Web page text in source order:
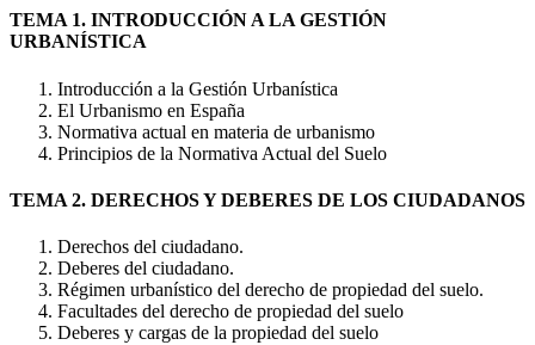
TEMA 1. INTRODUCCIÓN A LA GESTIÓN
URBANÍSTICA
Introducción a la Gestión Urbanística
El Urbanismo en España
Normativa actual en materia de urbanismo
Principios de la Normativa Actual del Suelo
TEMA 2. DERECHOS Y DEBERES DE LOS CIUDADANOS
Derechos del ciudadano.
Deberes del ciudadano.
Régimen urbanístico del derecho de propiedad del suelo.
Facultades del derecho de propiedad del suelo
Deberes y cargas de la propiedad del suelo